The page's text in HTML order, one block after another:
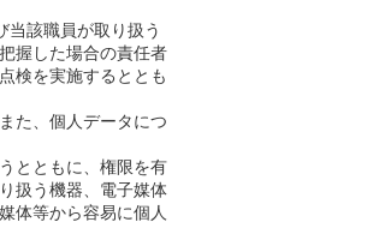
当該職員が取り扱う
握した場合の責任者
検を実施するととも
た、個人データにつ
とともに、権限を有
扱う機器、電子媒体
体等から容易に個人